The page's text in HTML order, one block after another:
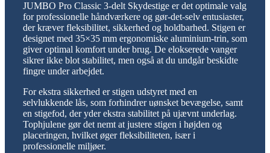
JUMBO Pro Classic 3-delt Skydestige er det optimale valg
for professionelle håndværkere og gør-det-selv entusiaster,
der kræver fleksibilitet, sikkerhed og holdbarhed. Stigen er
designet med 35×35 mm ergonomiske aluminium-trin, som
giver optimal komfort under brug. De elokserede vanger
sikrer ikke blot stabilitet, men også at du undgår beskidte
fingre under arbejdet.
For ekstra sikkerhed er stigen udstyret med en
selvlukkende lås, som forhindrer uønsket bevægelse, samt
en stigefod, der yder ekstra stabilitet på ujævnt underlag.
Tophjulene gør det nemt at justere stigen i højden og
placeringen, hvilket øger fleksibiliteten, især i
professionelle miljøer.